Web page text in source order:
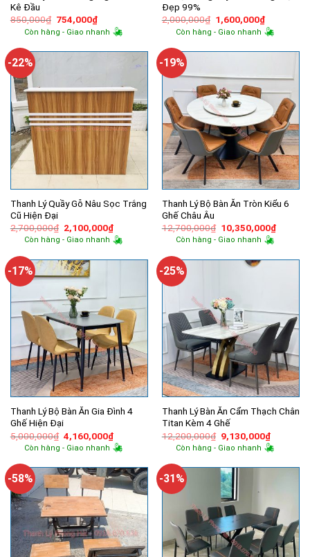
Kê Đầu
850,000₫ Giá
gốc
là:
754,000₫Giá
hiện
tại
754,000₫.
Còn hàng - Giao nhanh
Đẹp 99%
2,000,000₫ Giá
gốc
là:
1,600,000₫Giá
hiện
tại
Còn hàng - Giao nhanh
-22%
Thanh Lý Quầy Gỗ Nâu Sọc Trắng
Cũ Hiện Đại
2,700,000₫ Giá
gốc
là:
2,100,000₫Giá
hiện
tại
2,100,000₫.
Còn hàng - Giao nhanh
-19%
Thanh Lý Bộ Bàn Ăn Tròn Kiểu 6
Ghế Châu Âu
12,700,000₫ Giá
gốc
là:
10,350,000₫Giá
hiện
Còn hàng - Giao nhanh
-17%
Thanh Lý Bộ Bàn Ăn Gia Đình 4
Ghế Hiện Đại
5,000,000₫ Giá
gốc
là:
4,160,000₫Giá
hiện
tại
4,160,000₫.
Còn hàng - Giao nhanh
-25%
Thanh Lý Bàn Ăn Cẩm Thạch Chân
Titan Kèm 4 Ghế
12,200,000₫ Giá
gốc
là:
9,130,000₫Giá
hiện
tại
Còn hàng - Giao nhanh
-58% -31%